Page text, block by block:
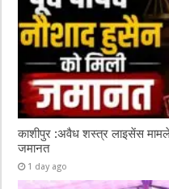
काशीपुर :अवैध शस्त्र लाइसेंस मामले
जमानत
1 day ago